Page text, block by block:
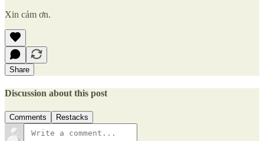
Xin cảm ơn.
Share
Discussion about this post
Comments Restacks